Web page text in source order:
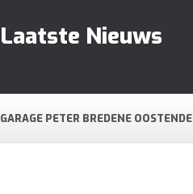
Laatste Nieuws
GARAGE PETER BREDENE OOSTENDE